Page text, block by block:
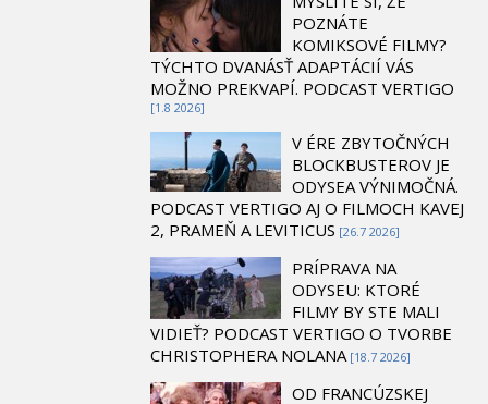
POZNÁTE
KOMIKSOVÉ FILMY?
TÝCHTO DVANÁSŤ ADAPTÁCIÍ VÁS
MOŽNO PREKVAPÍ. PODCAST VERTIGO
[1.8 2026]
V ÉRE ZBYTOČNÝCH
BLOCKBUSTEROV JE
ODYSEA VÝNIMOČNÁ.
PODCAST VERTIGO AJ O FILMOCH KAVEJ
2, PRAMEŇ A LEVITICUS [26.7 2026]
PRÍPRAVA NA
ODYSEU: KTORÉ
FILMY BY STE MALI
VIDIEŤ? PODCAST VERTIGO O TVORBE
CHRISTOPHERA NOLANA [18.7 2026]
OD FRANCÚZSKEJ